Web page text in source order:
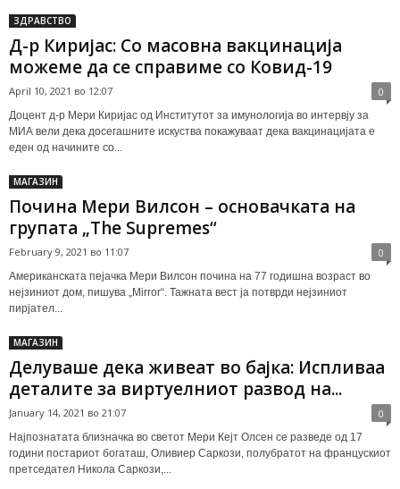
ЗДРАВСТВО
Д-р Киријас: Со масовна вакцинација
можеме да се справиме со Ковид-19
April 10, 2021 во 12:07 0
Доцент д-р Мери Киријас од Институтот за имунологија во интервју за
МИА вели дека досегашните искуства покажуваат дека вакцинацијата е
еден од начините со...
МАГАЗИН
Почина Мери Вилсон – основачката на
групата „The Supremes“
February 9, 2021 во 11:07 0
Американската пејачка Мери Вилсон почина на 77 годишна возраст во
нејзиниот дом, пишува „Mirror“. Тажната вест ја потврди нејзиниот
пирјател...
МАГАЗИН
Делуваше дека живеат во бајка: Испливаа
деталите за виртуелниот развод на...
January 14, 2021 во 21:07 0
Најпознатата близначка во светот Мери Кејт Олсен се разведе од 17
години постариот богаташ, Оливиер Саркози, полубратот на францускиот
претседател Никола Саркози,...